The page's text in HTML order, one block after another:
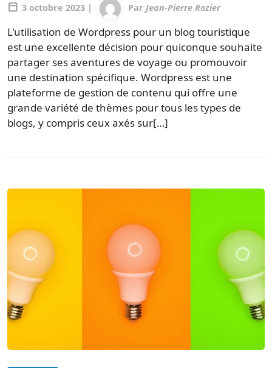
calendar_today 3 octobre 2023 | Par Jean-Pierre Rozier
L'utilisation de Wordpress pour un blog touristique
est une excellente décision pour quiconque souhaite
partager ses aventures de voyage ou promouvoir
une destination spécifique. Wordpress est une
plateforme de gestion de contenu qui offre une
grande variété de thèmes pour tous les types de
blogs, y compris ceux axés sur[…]